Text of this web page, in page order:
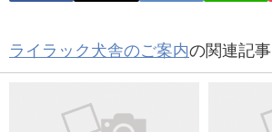
ライラック犬舎のご案内の関連記事